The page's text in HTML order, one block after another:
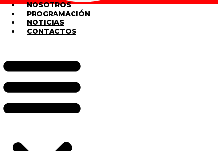
NOSOTROS
PROGRAMACIÓN
NOTICIAS
CONTACTOS